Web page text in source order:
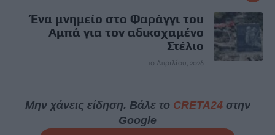
Ένα μνημείο στο Φαράγγι του
Αμπά για τον αδικοχαμένο
Στέλιο
10 Απριλίου, 2026
Μην χάνεις είδηση. Βάλε το CRETA24στην
Google